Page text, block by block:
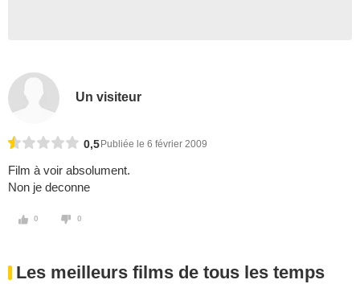
Un visiteur
0,5 Publiée le 6 février 2009
Film à voir absolument.
Non je deconne
0 0
Les meilleurs films de tous les temps